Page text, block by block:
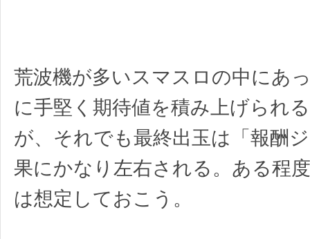
荒波機が多いスマスロの中にあ
に手堅く期待値を積み上げられ
が、それでも最終出玉は「報酬
果にかなり左右される。ある程
は想定しておこう。